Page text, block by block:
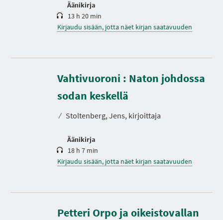
Äänikirja
13 h 20 min
Kirjaudu sisään, jotta näet kirjan saatavuuden
Vahtivuoroni : Naton johdossa
sodan keskellä
⁄ Stoltenberg, Jens, kirjoittaja
Äänikirja
K
e
s
t
18 h 7 min
Kirjaudu sisään, jotta näet kirjan saatavuuden
Petteri Orpo ja oikeistovallan
K